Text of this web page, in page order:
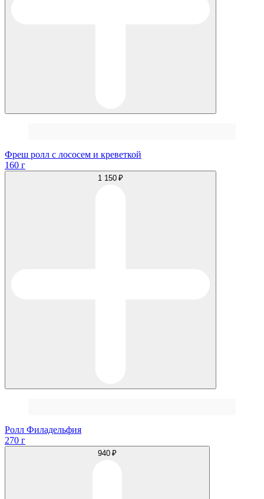
Фреш ролл с лососем и креветкой
160 г
1 150 ₽
Ролл Филадельфия
270 г
940 ₽